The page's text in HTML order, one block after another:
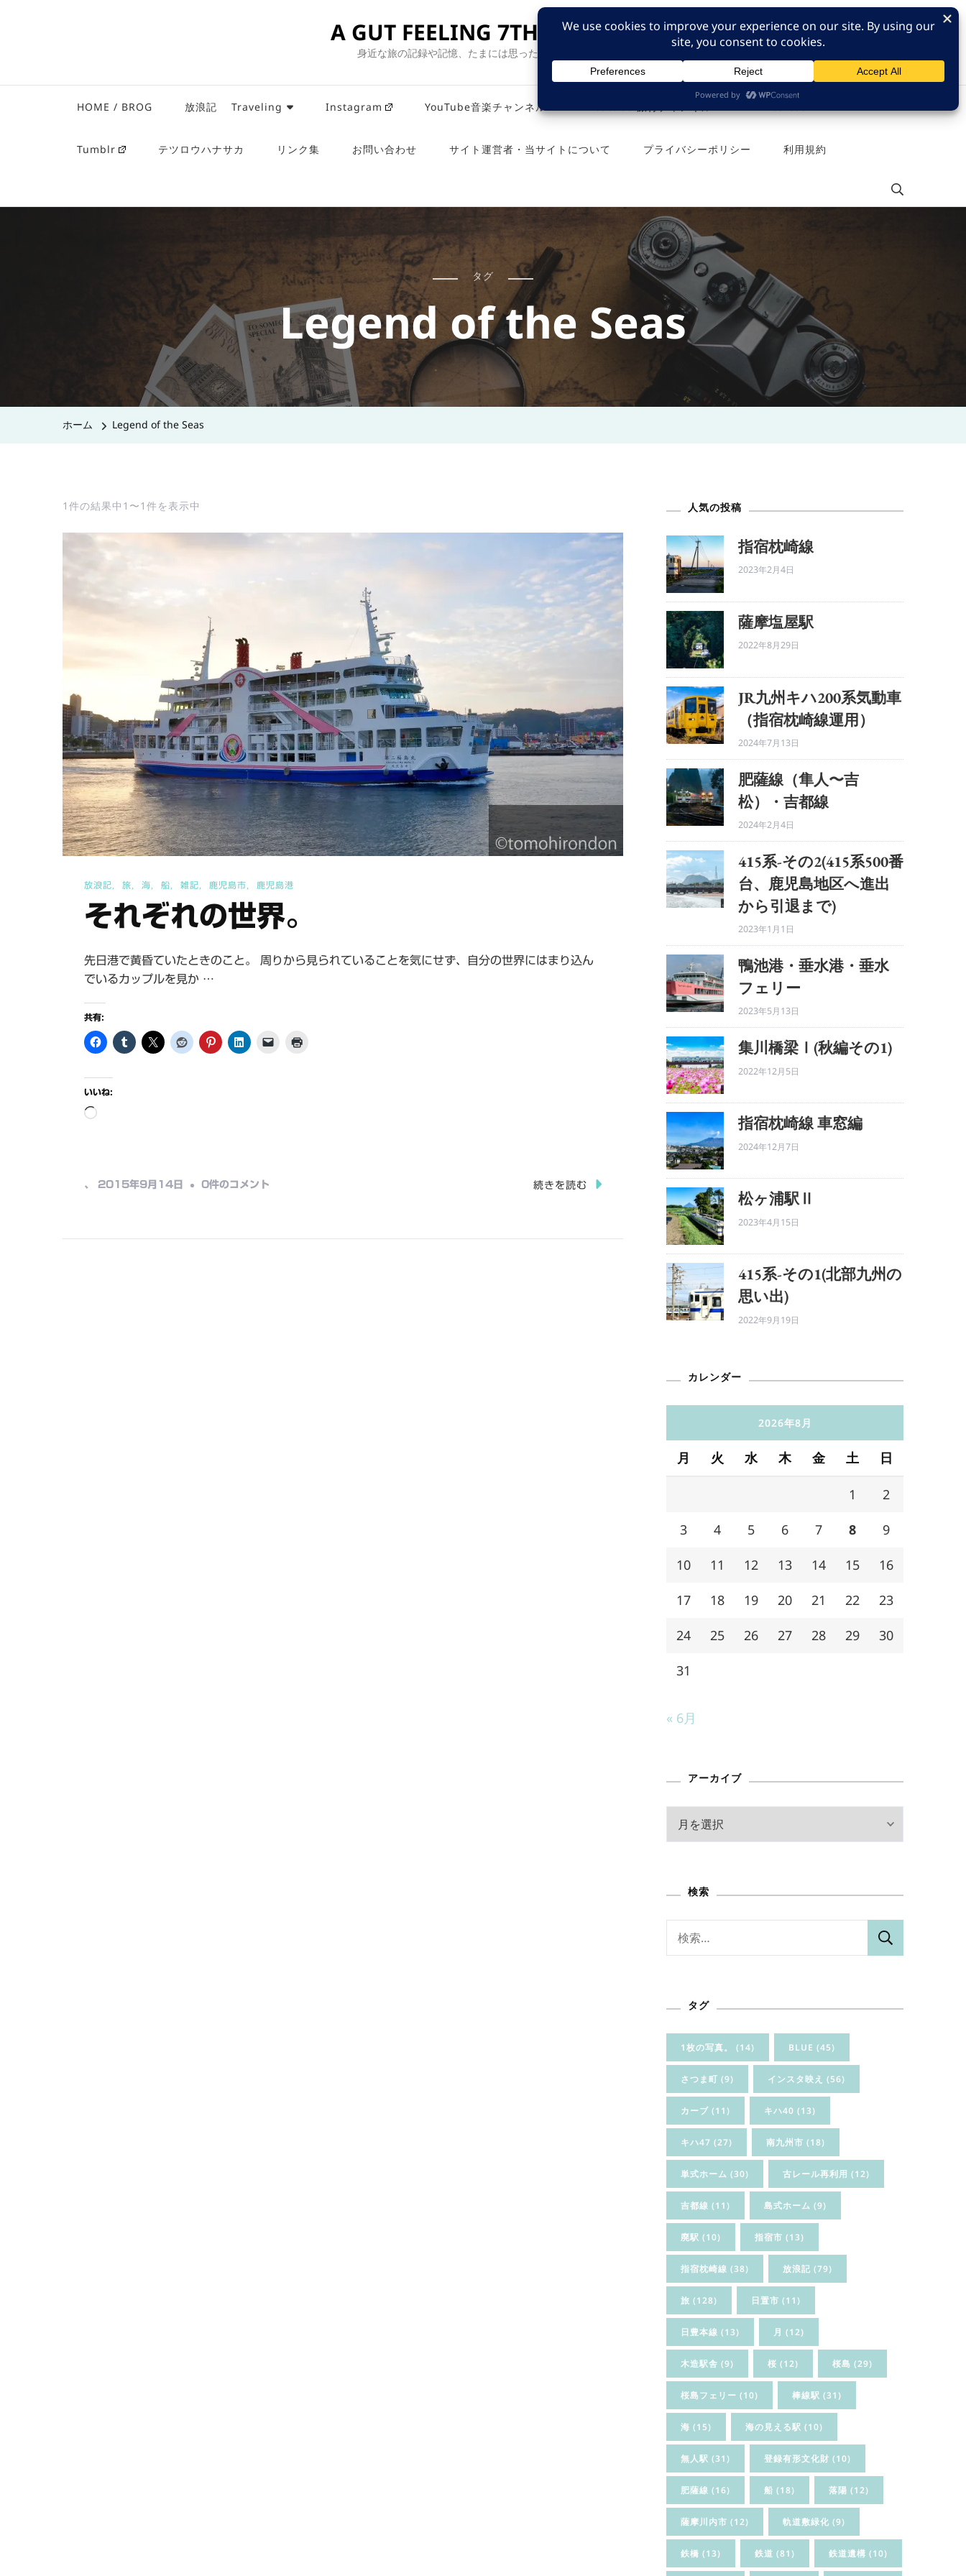
A GUT FEELING 7TH EDITION
身近な旅の記録や記憶、たまには思ったことも残そう。
HOME / BROG 放浪記 Traveling Instagram YouTube音楽チャンネル
Tumblr テツロウハナサカ リンク集 お問い合わせ サイト運営者・当サイトについて プライバシーポリシー 利用規約
タグ
Legend of the Seas
ホーム Legend of the Seas
1件の結果中1〜1件を表示中
放浪記 旅 海 船 雑記 鹿児島市 鹿児島港
それぞれの世界。
先日港で黄昏ていたときのこと。 周りから見られていることを気にせず、自分の世界にはまり込ん
でいるカップルを見か …
共有:
いいね:
読
中…
、 2015年9月14日 そ
0件のコメント 続きを読む
人気の投稿
指宿枕崎線
2023年2月4日
薩摩塩屋駅
2022年8月29日
JR九州キハ200系気動車
（指宿枕崎線運用）
2024年7月13日
肥薩線（隼人〜吉
松）・吉都線
2024年2月4日
415系-その2(415系500番
台、鹿児島地区へ進出
から引退まで)
2023年1月1日
鴨池港・垂水港・垂水
フェリー
2023年5月13日
集川橋梁Ⅰ(秋編その1)
2022年12月5日
指宿枕崎線 車窓編
2024年12月7日
松ヶ浦駅Ⅱ
2023年4月15日
415系-その1(北部九州の
思い出)
2022年9月19日
カレンダー
2026年8月
月 火 水 木 金 土 日
1 2
3 4 5 6 7 8 9
10 11 12 13 14 15 16
17 18 19 20 21 22 23
24 25 26 27 28 29 30
31
« 6月
アーカイブ
ブ
検索
タグ
1枚の写真。 (14) BLUE (45)
さつま町 (9) インスタ映え (56)
カーブ (11) キハ40 (13)
キハ47 (27) 南九州市 (18)
単式ホーム (30) 古レール再利用 (12)
吉都線 (11) 島式ホーム (9)
廃駅 (10) 指宿市 (13)
指宿枕崎線 (38) 放浪記 (79)
旅 (128) 日置市 (11)
日豊本線 (13) 月 (12)
木造駅舎 (9) 桜 (12) 桜島 (29)
桜島フェリー (10) 棒線駅 (31)
海 (15) 海の見える駅 (10)
無人駅 (31) 登録有形文化財 (10)
肥薩線 (16) 船 (18) 落陽 (12)
薩摩川内市 (12) 軌道敷緑化 (9)
鉄橋 (13) 鉄道 (81) 鉄道遺構 (10)